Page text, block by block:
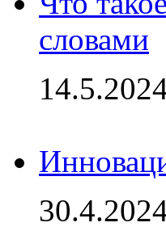
словами